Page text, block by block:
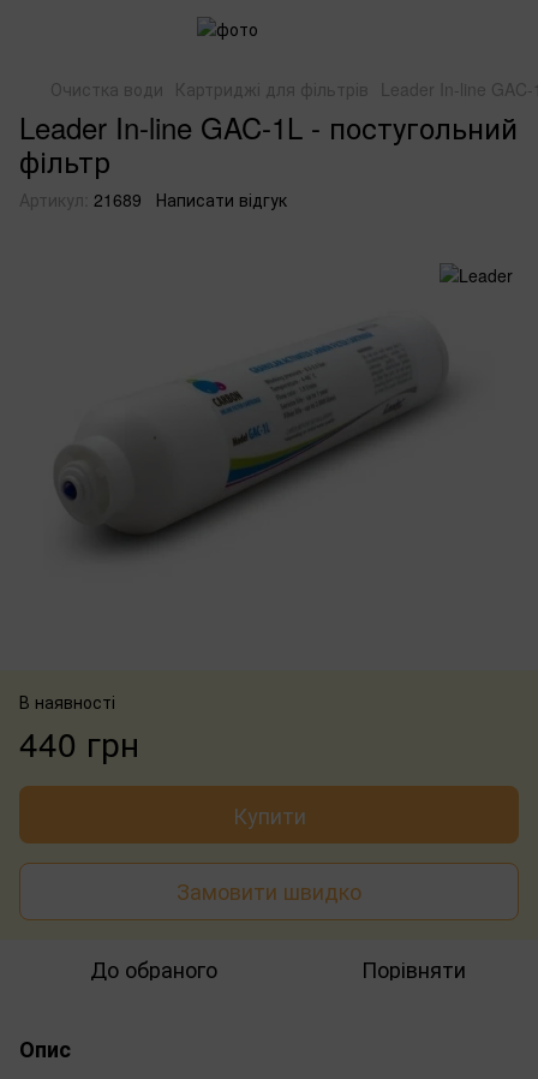
Очистка води Картриджі для фільтрів Leader In-line
Leader In-line GAC-1L - постугольний
фільтр
Артикул: 21689 Написати відгук
В наявності
440 грн
Купити
Замовити швидко
До обраного Порівняти
Опис